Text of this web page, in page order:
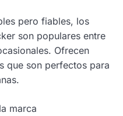
pero fiables, los
son populares entre
Ofrecen
que son perfectos para
marca